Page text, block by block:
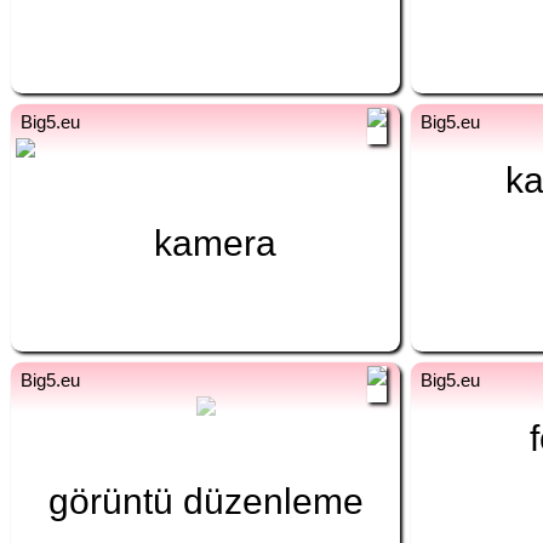
kamera
fi
kamera
tr fi
fi
görüntü düzenleme
tr fi